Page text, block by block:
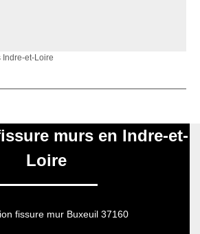
Indre-et-Loire
murs en Indre-et-
Loire
fissure mur Buxeuil 37160